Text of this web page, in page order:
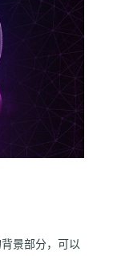
景部分，可以